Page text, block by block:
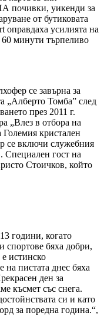
почивки, уикенди за
от бутиковата
оправдаха усилията на
минути търпеливо
се завърна за
„Алберто Томба” след
през 2011 г.
„Влез в отбора на
кристален
се включи служебния
гост на
Стоичков, който
години, когато
спортове бяха добри,
е истинско
на пистата днес бяха
ден за
късмет със снега.
си и като
за поредна година.“,